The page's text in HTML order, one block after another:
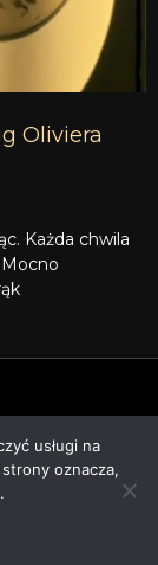
Oliviera
Każda chwila
usługi na
oznacza,